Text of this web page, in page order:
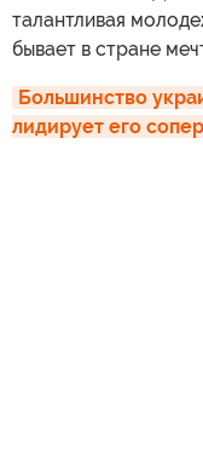
талантливая
бывает в стране
Большинство
лидирует его